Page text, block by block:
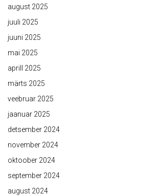
august 2025
juuli 2025
juuni 2025
mai 2025
aprill 2025
märts 2025
veebruar 2025
jaanuar 2025
detsember 2024
november 2024
oktoober 2024
september 2024
august 2024